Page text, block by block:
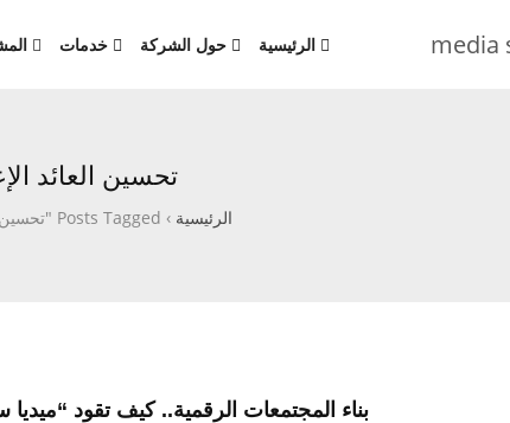
الرئيسية حول الشركة خدمات
تحسين العائد
الرئيسية › Posts Tagged "تحسين العائد الإعلاني"
بناء المجتمعات الرقمية.. كيف تقود